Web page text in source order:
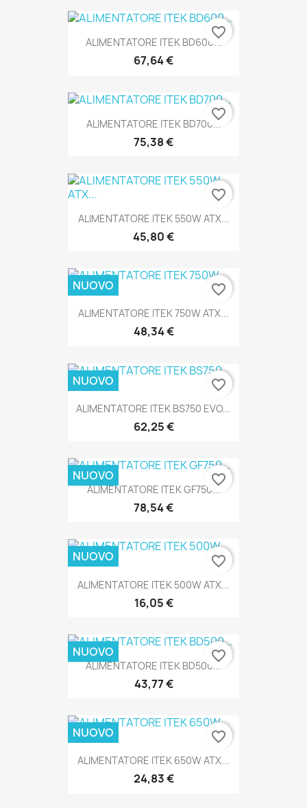
ALIMENTATORE ITEK BD600...
67,64 €
favorite_border
ALIMENTATORE ITEK BD700...
75,38 €
favorite_border
ALIMENTATORE ITEK 550W ATX...
45,80 €
favorite_border
ALIMENTATORE ITEK 750W ATX...
48,34 €
NUOVO favorite_border
ALIMENTATORE ITEK BS750 EVO...
62,25 €
NUOVO favorite_border
ALIMENTATORE ITEK GF750...
78,54 €
NUOVO favorite_border
ALIMENTATORE ITEK 500W ATX...
16,05 €
NUOVO favorite_border
ALIMENTATORE ITEK BD500...
43,77 €
NUOVO favorite_border
ALIMENTATORE ITEK 650W ATX...
24,83 €
NUOVO favorite_border